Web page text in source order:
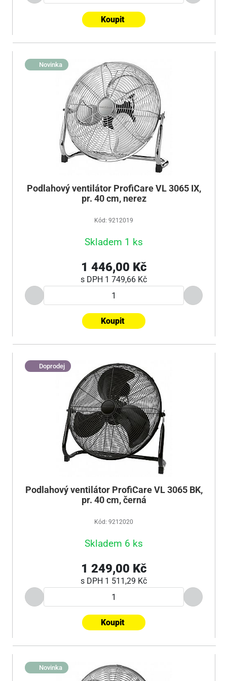
Koupit
Novinka
Podlahový ventilátor ProfiCare VL 3065 IX,
pr. 40 cm, nerez
Kód: 9212019
Skladem 1 ks
1 446,00 Kč
s DPH 1 749,66 Kč
Koupit
Doprodej
Podlahový ventilátor ProfiCare VL 3065 BK,
pr. 40 cm, černá
Kód: 9212020
Skladem 6 ks
1 249,00 Kč
s DPH 1 511,29 Kč
Koupit
Novinka